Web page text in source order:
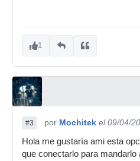
1
#3 por Mochitek el 09/04/
Hola me gustaría ami esta
que conectarlo para